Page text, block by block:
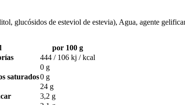
glucósidos de esteviol de estevia), Agua, agente
por 100 g
444 / 106 kj / kcal
0 g
saturados0 g
24 g
3,2 g